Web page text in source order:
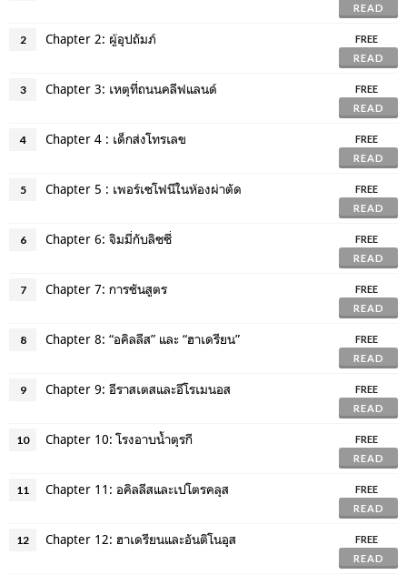
READ
2 Chapter 2: ผู้อุปถัมภ์
FREE
READ
3 Chapter 3: เหตุที่ถนนคลีฟแลนด์
FREE
READ
4 Chapter 4 : เด็กส่งโทรเลข
FREE
READ
5 Chapter 5 : เพอร์เซโฟนีในห้องผ่าตัด
FREE
READ
6 Chapter 6: จิมมี่กับลิซซี่
FREE
READ
7 Chapter 7: การชันสูตร
FREE
READ
8 Chapter 8: “อคิลลีส” และ “ฮาเดรียน”
FREE
READ
9 Chapter 9: อีราสเตสและอีโรเมนอส
FREE
READ
10 Chapter 10: โรงอาบน้ำตุรกี
FREE
READ
11 Chapter 11: อคิลลีสและเปโตรคลุส
FREE
READ
12 Chapter 12: ฮาเดรียนและอันติโนอุส
FREE
READ